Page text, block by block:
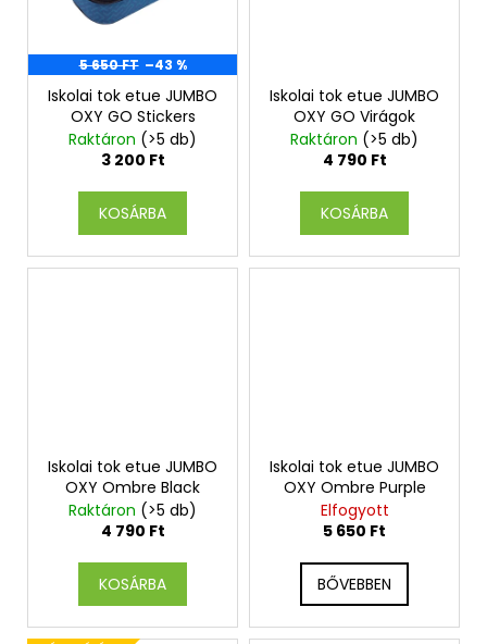
5 650 FT –43 %
Iskolai tok etue JUMBO
OXY GO Stickers
Raktáron (>5 db)
3 200 Ft
KOSÁRBA
Iskolai tok etue JUMBO
OXY GO Virágok
Raktáron (>5 db)
4 790 Ft
KOSÁRBA
Iskolai tok etue JUMBO
OXY Ombre Black
Raktáron (>5 db)
4 790 Ft
KOSÁRBA
Iskolai tok etue JUMBO
OXY Ombre Purple
Elfogyott
5 650 Ft
BŐVEBBEN